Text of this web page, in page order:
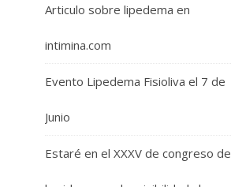
Articulo sobre lipedema en
intimina.com
Evento Lipedema Fisioliva el 7 de
Junio
Estaré en el XXXV de congreso de